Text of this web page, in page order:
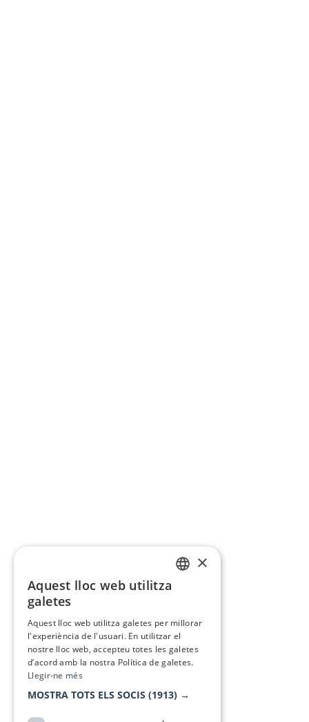
×
Aquest lloc web utilitza
galetes
Aquest lloc web utilitza galetes per millorar
l'experiència de l'usuari. En utilitzar el
nostre lloc web, accepteu totes les galetes
d’acord amb la nostra Política de galetes.
Llegir-ne més
MOSTRA TOTS ELS SOCIS (1913) →